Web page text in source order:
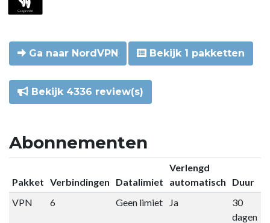
Ga naar NordVPN Bekijk 1 pakketten
Bekijk 4336 review(s)
Abonnementen
Pakket Verbindingen Datalimiet
Verlengd
automatisch
Duur
VPN
6 Geen limiet Ja
30
dagen